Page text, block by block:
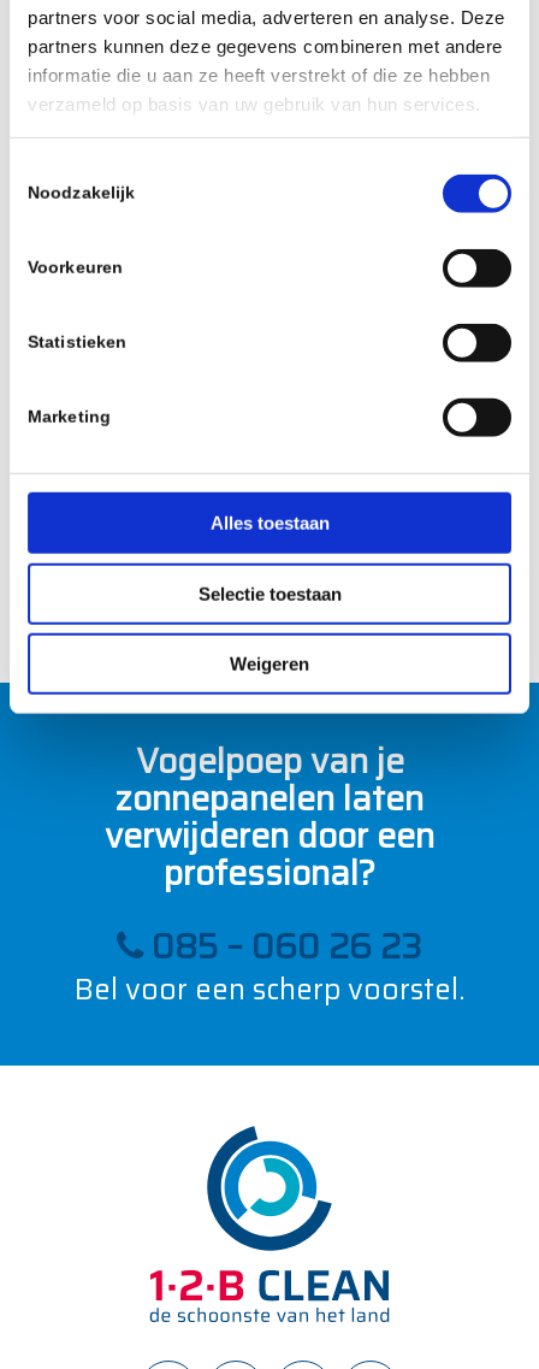
partners voor social media, adverteren en analyse. Deze
partners kunnen deze gegevens combineren met andere
informatie die u aan ze heeft verstrekt of die ze hebben
verzameld op basis van uw gebruik van hun services.
i
e
Noodzakelijk
Voorkeuren
Statistieken
Marketing
Alles toestaan
Selectie toestaan
Weigeren
Voorkom beschadiging
Geen risico op beschadiging door het
op een verkeerde manier aan te
Professionele materialen en middelen
schoonmaakmiddelen (zo hoef je hier
Kwaliteitscheck
nagekeken op schade en defecten.
Vogelpoep van je
zonnepanelen laten
verwijderen door een
professional?
085 – 060 26 23
Bel voor een scherp voorstel.